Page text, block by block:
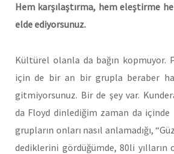
Hem karşılaştırma, hem eleştirme
elde ediyorsunuz.
Kültürel olanla da bağın kopmuyor.
için de bir an bir grupla beraber
gitmiyorsunuz. Bir de şey var.
da Floyd dinlediğim zaman da
grupların onları nasıl anlamadığı,
dediklerini gördüğümde, 80li yılların